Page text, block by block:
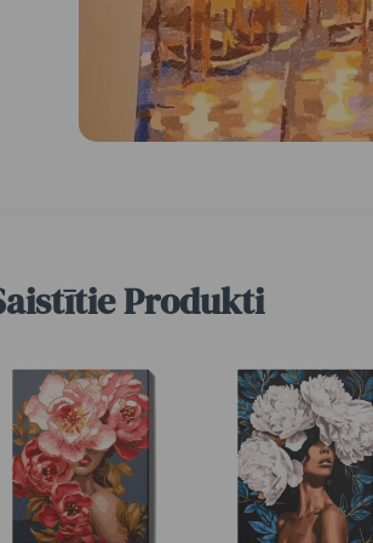
Produkti